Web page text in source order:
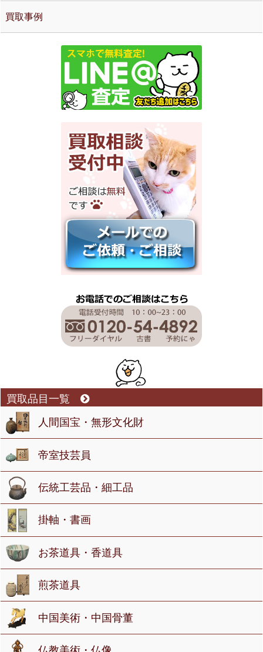
買取事例
買取品目一覧
人間国宝・無形文化財
帝室技芸員
伝統工芸品・細工品
掛軸・書画
お茶道具・香道具
煎茶道具
中国美術・中国骨董